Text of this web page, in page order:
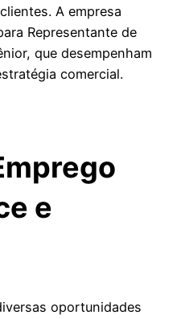
A empresa
Representante de
que desempenham
comercial.
e
oportunidades